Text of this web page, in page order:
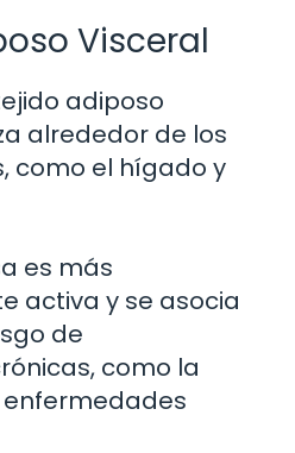
Visceral
adiposo
alrededor de los
como el hígado y
es más
activa y se asocia
de
como la